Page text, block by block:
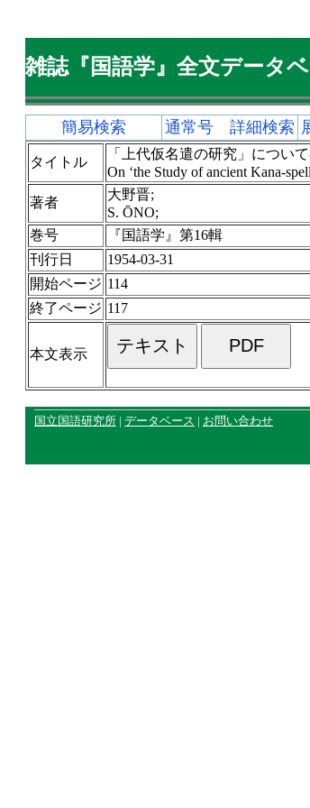
雑誌『国語学』全文データ
簡易検索 通常号 詳細検索
タイトル
「上代仮名遣の研究」につい
On ‘the Study of ancient Kana-
著者
大野晋;
S. ŌNO;
巻号
『国語学』第16輯
刊行日
1954-03-31
開始ページ 114
終了ページ 117
本文表示
国立国語研究所 | データベース | お問い合わせ